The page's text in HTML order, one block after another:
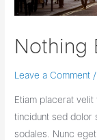
Nothing
Leave a Comment /
Etiam placerat
tincidunt sed dolor
sodales. Nunc